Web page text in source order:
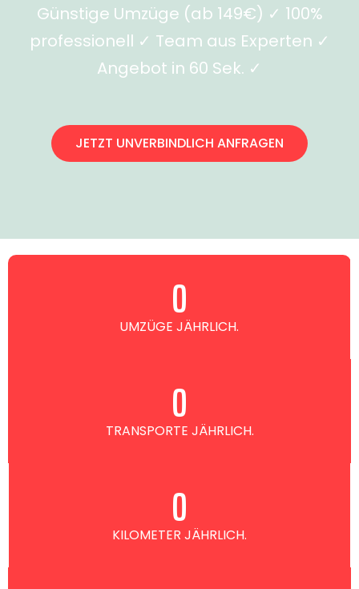
Günstige Umzüge (ab 149€) ✓ 100%
professionell ✓ Team aus Experten ✓
Angebot in 60 Sek. ✓
JETZT UNVERBINDLICH ANFRAGEN
UMZÜGE JÄHRLICH.
0
TRANSPORTE JÄHRLICH.
0
KILOMETER JÄHRLICH.
0